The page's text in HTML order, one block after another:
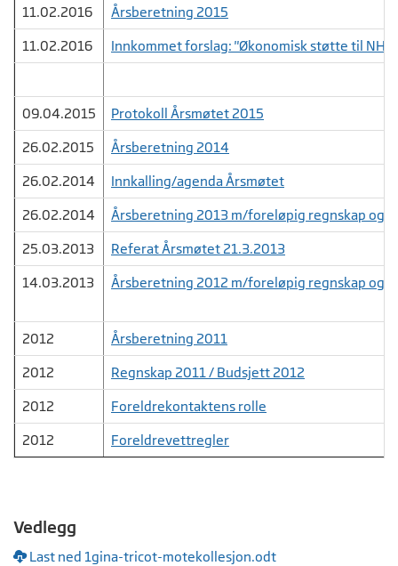
11.02.2016
Årsberetning 2015
11.02.2016
Innkommet forslag: "Økonomisk støtte til NHE"
09.04.2015
Protokoll Årsmøtet 2015
26.02.2015
Årsberetning 2014
26.02.2014
Innkalling/agenda Årsmøtet
26.02.2014
Årsberetning 2013 m/foreløpig regnskap og
25.03.2013
Referat Årsmøtet 21.3.2013
14.03.2013
Årsberetning 2012 m/foreløpig regnskap og
2012
Årsberetning 2011
2012
Regnskap 2011 / Budsjett 2012
2012
Foreldrekontaktens rolle
2012
Foreldrevettregler
Vedlegg
Last ned 1gina-tricot-motekollesjon.odt